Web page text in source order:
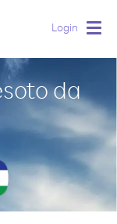
Login
da